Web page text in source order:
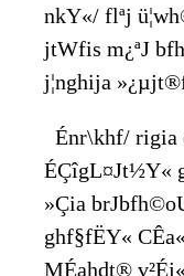
nkY«/ flªj
jtWfis m¿ªJ
j¦nghija
Énr\khf/
ÉÇîgL¤Jt½Y«
»Çia
ghf§fËY«
MÉahdt®